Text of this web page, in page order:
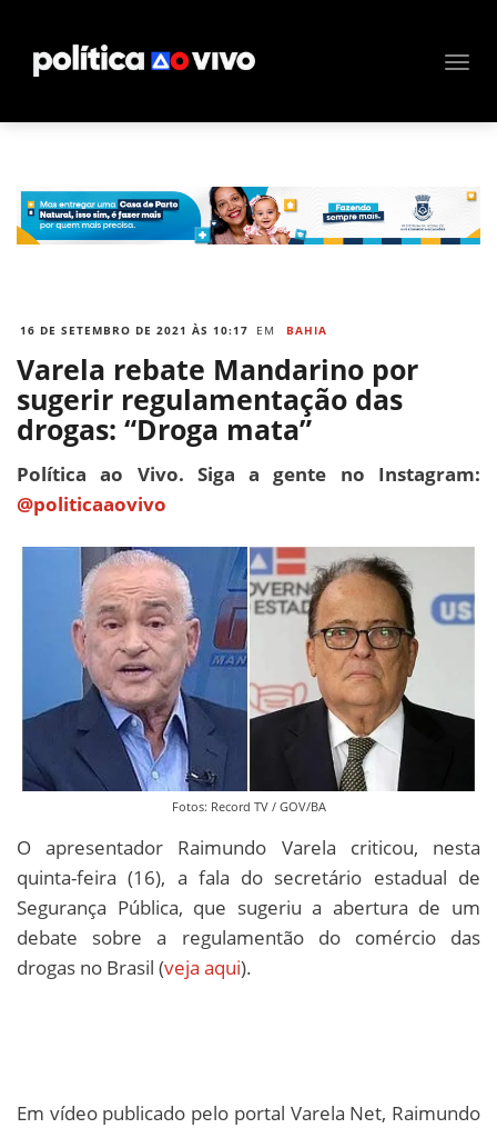
16 DE SETEMBRO DE 2021 ÀS 10:17 EM BAHIA
Varela rebate Mandarino por
sugerir regulamentação das
drogas: “Droga mata”
Política ao Vivo. Siga a gente no Instagram:
@politicaaovivo
Fotos: Record TV / GOV/BA
O apresentador Raimundo Varela criticou, nesta
quinta-feira (16), a fala do secretário estadual de
Segurança Pública, que sugeriu a abertura de um
debate sobre a regulamentão do comércio das
drogas no Brasil (veja aqui).
Em vídeo publicado pelo portal Varela Net, Raimundo